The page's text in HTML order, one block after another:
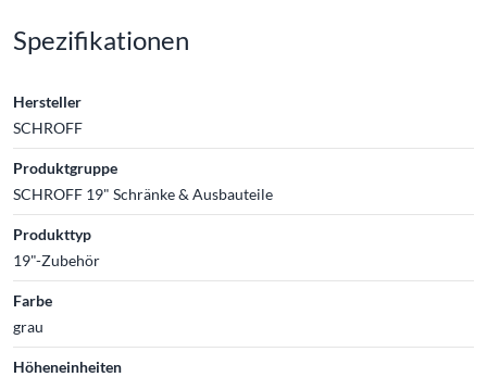
Spezifikationen
Hersteller
SCHROFF
Produktgruppe
SCHROFF 19" Schränke & Ausbauteile
Produkttyp
19"-Zubehör
Farbe
grau
Höheneinheiten